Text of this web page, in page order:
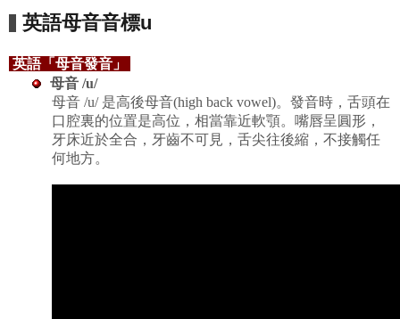
英語母音音標u
英語「母音發音」
母音 /u/
母音 /u/ 是高後母音(high back vowel)。 發音時，舌頭在
口腔裏的位置是高位，相當靠近軟顎。嘴唇呈圓形，
牙床近於全合，牙齒不可見，舌尖往後縮，不接觸任
何地方。